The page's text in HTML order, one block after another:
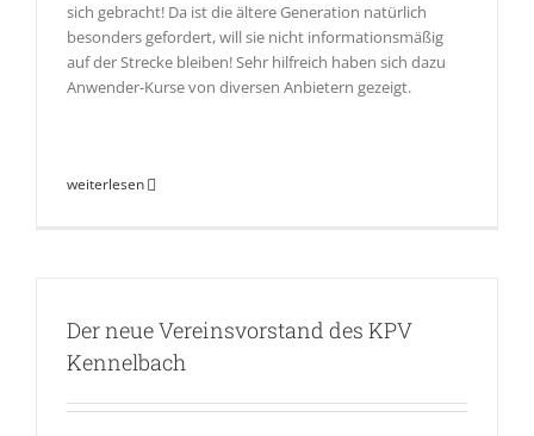
sich gebracht! Da ist die ältere Generation natürlich
besonders gefordert, will sie nicht informationsmäßig
auf der Strecke bleiben! Sehr hilfreich haben sich dazu
Anwender-Kurse von diversen Anbietern gezeigt.
weiterlesen
Der neue Vereinsvorstand des KPV
Kennelbach